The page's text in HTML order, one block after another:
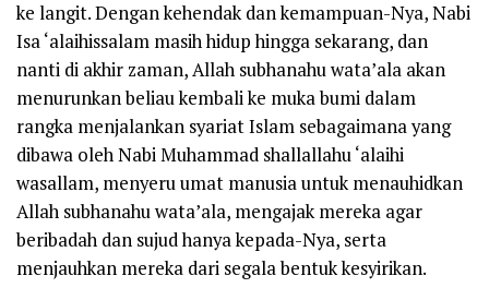
ke langit. Dengan kehendak dan kemampuan-Nya, Nabi
Isa‘alaihissalam masih hidup hingga sekarang, dan
nanti di akhir zaman, Allah subhanahu wata’ala akan
menurunkan beliau kembali ke muka bumi dalam
rangka menjalankan syariat Islam sebagaimana yang
dibawa oleh Nabi Muhammad shallallahu ‘alaihi
wasallam, menyeru umat manusia untuk menauhidkan
Allah subhanahu wata’ala, mengajak mereka agar
beribadah dan sujud hanya kepada-Nya, serta
menjauhkan mereka dari segala bentuk kesyirikan.